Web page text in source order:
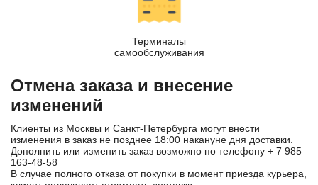
Терминалы
самообслуживания
Отмена заказа и внесение
изменений
Клиенты из Москвы и Санкт-Петербурга могут внести
изменения в заказ не позднее 18:00 накануне дня доставки.
Дополнить или изменить заказ возможно по телефону + 7 985
163-48-58
В случае полного отказа от покупки в момент приезда курьера,